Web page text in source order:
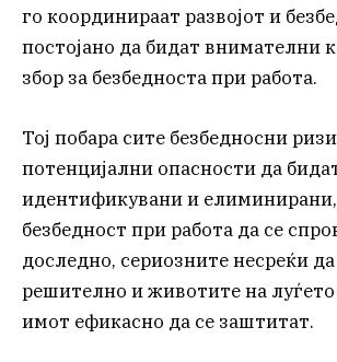
го координираат развојот и
постојано да бидат внимателни
збор за безбедноста при работа.
Тој побара сите безбедносни
потенцијални опасности да
идентификувани и
безбедност при работа да се
доследно, сериозните несреќи
решително и животите на
имот ефикасно да се заштитат.